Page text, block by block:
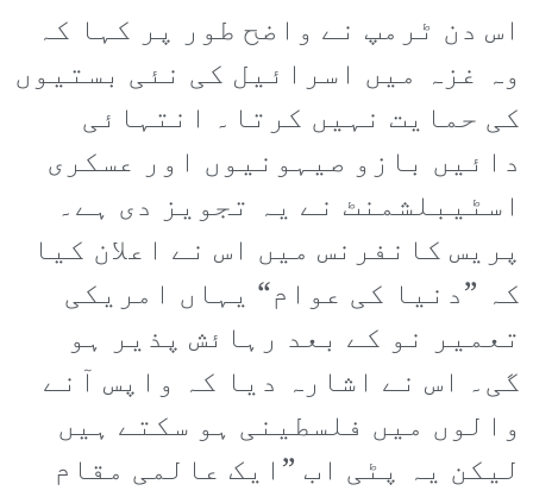
اس دن ٹرمپ نے واضح طور پر کہا کہ
وہ غزہ میں اسرائیل کی نئی بستیوں
کی حمایت نہیں کرتا۔ انتہائی
دائیں بازو صیہونیوں اور عسکری
اسٹیبلشمنٹ نے یہ تجویز دی ہے۔
پریس کانفرنس میں اس نے اعلان کیا
کہ ”دنیا کی عوام“ یہاں امریکی
تعمیر نو کے بعد رہائش پذیر ہو
گی۔ اس نے اشارہ دیا کہ واپس آنے
والوں میں فلسطینی ہو سکتے ہیں
لیکن یہ پٹی اب ”ایک عالمی مقام